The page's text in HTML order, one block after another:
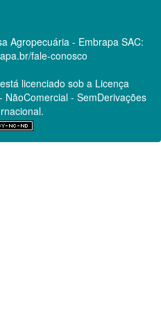
Agropecuária - Embrapa SAC:
fale-conosco
licenciado sob a Licença
- SemDerivações